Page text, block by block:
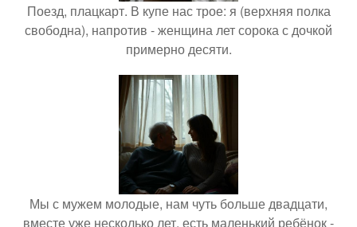
Поезд, плацкарт. В купе нас трое: я (верхняя полка
свободна), напротив - женщина лет сорока с дочкой
примерно десяти.
Мы с мужем молодые, нам чуть больше двадцати,
вместе уже несколько лет, есть маленький ребёнок -